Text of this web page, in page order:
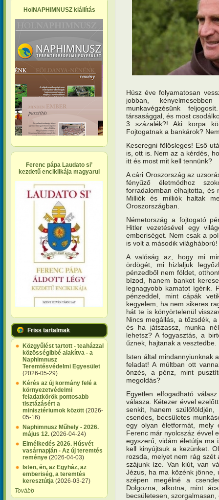
HolNAPHIMNUSZ kiállítás
Ferenc pápa Laudato si’
kezdetű enciklikája magyarul
Friss tartalmak
Közgyűlést tartott - teaházzal
közösségibbé alakítva - a
Naphimnusz
Teremtésvédelmi Egyesület
(2026-05-29)
Kérés az új kormány felé a
környezetvédelmi
feladatkörök pontosabb
tisztázásért a
minisztériumok között (2026-
05-16)
Naphimnusz Műhely - 2026.
május 12. (2026-04-24)
Elmélkedés 2026. Húsvét
vasárnapján - Az új teremtés
reménye (2026-04-03)
Isten, én, az Egyház, az
emberiség, a teremtés
keresztútja (2026-03-27)
Tovább
Húsz éve folyamatosan
jobban,
munkavégzésünk
társasággal, és most
3 százalék?! Aki korpa
Fojtogatnak a bankárok?
Keseregni fölösleges! Eső
is, ott is. Nem az a kérdés,
itt és most mit kell tennünk?
A cári Oroszország az
fényűző életmódhoz
forradalomban elhajtotta, és
Milliók és milliók haltak
Oroszországban.
Németország a fojtogató
Hitler vezetésével egy
emberiséget. Nem csak a
is volt a második világháború!
A valóság az, hogy mi
ördögét, mi hizlaljuk
pénzedből nem földet,
bízod, hanem bankot
legnagyobb kamatot ígérik.
pénzeddel, mint cápák
kegyelem, ha nem sikeres
hát te is könyörtelenül
Nincs megállás, a tőzsdék,
és ha játszassz, munka
lehetsz? A fogyasztás, a
űznek, hajtanak a vesztedbe.
Isten által mindannyiunknak
feladat! A múltban ott
önzés, a pénz, mint
megoldás?
Egyetlen elfogadható
válasza. Kétezer évvel
senkit, hanem
csendes, becsületes
egy olyan életformát, mely
Ferenc már nyolcszáz évvel
egyszerű, vidám életútja ma
kell kinyújtsuk a kezünket.
rozsda, melyet nem rág
szájunk íze. Van kiút, van
Jézus, ha ma közénk jönne,
szépen megélné a
Dolgozna, alkotna, mint
becsületesen,